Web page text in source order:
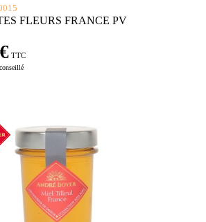
FLEURS FRANCE PV
TTC